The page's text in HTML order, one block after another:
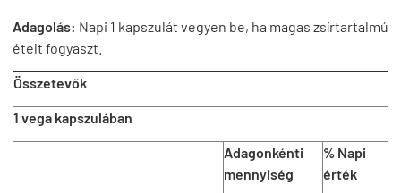
Adagolás: Napi 1 kapszulát vegyen be, ha magas zsírtartalmú
ételt fogyaszt.
Összetevők
1 vega kapszulában
Adagonkénti
mennyiség
% Napi
érték